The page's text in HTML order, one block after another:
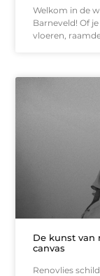
Welkom in de
Barneveld! Of
vloeren,
De kunst van
canvas
Renovlies